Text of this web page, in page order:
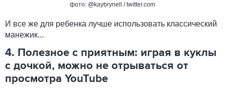
фото: @kaybrynell / twitter.com
И все же для ребенка лучше использовать классический
манежик...
4. Полезное с приятным: играя в куклы
с дочкой, можно не отрываться от
просмотра YouTube